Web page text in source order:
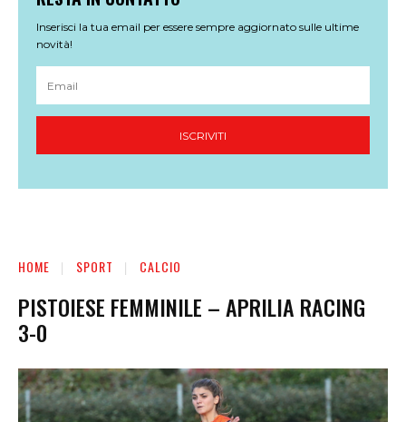
Inserisci la tua email per essere sempre aggiornato sulle ultime
novità!
ISCRIVITI